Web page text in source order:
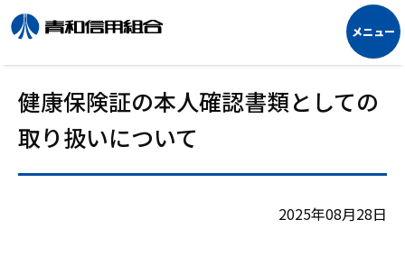
健康保険証の本人確認書類としての
取り扱いについて
2025年08月28日